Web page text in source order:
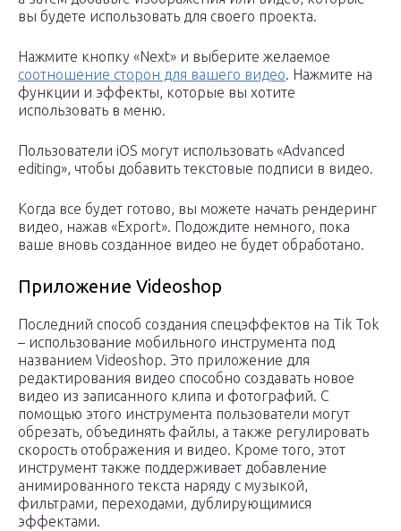
вы будете использовать для своего проекта.
Нажмите кнопку «Next» и выберите желаемое
соотношение сторон для вашего видео. Нажмите на
функции и эффекты, которые вы хотите
использовать в меню.
Пользователи iOS могут использовать «Advanced
editing», чтобы добавить текстовые подписи в видео.
Когда все будет готово, вы можете начать рендеринг
видео, нажав «Export». Подождите немного, пока
ваше вновь созданное видео не будет обработано.
Приложение Videoshop
Последний способ создания спецэффектов на Tik Tok
– использование мобильного инструмента под
названием Videoshop. Это приложение для
редактирования видео способно создавать новое
видео из записанного клипа и фотографий. С
помощью этого инструмента пользователи могут
обрезать, объединять файлы, а также регулировать
скорость отображения и видео. Кроме того, этот
инструмент также поддерживает добавление
анимированного текста наряду с музыкой,
фильтрами, переходами, дублирующимися
эффектами.